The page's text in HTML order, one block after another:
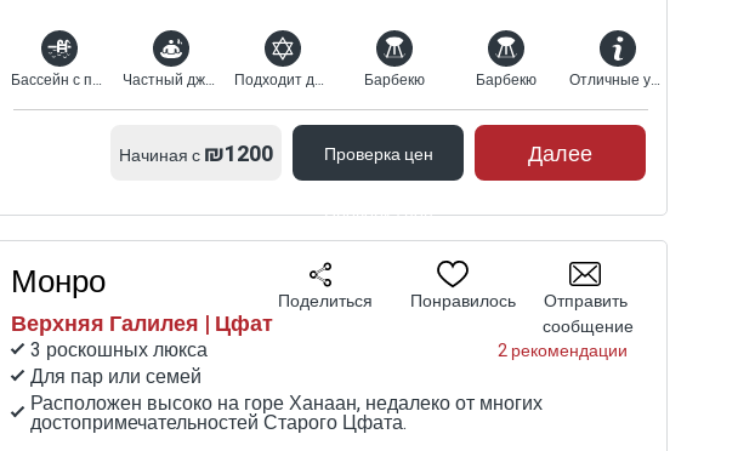
Бассейн с подогревом Частный джакузи-спа Подходит для религиозных Барбекю Барбекю Отличные условия для семей
Начиная с₪1200 Проверка цен
Проверка цен
Далее
Монро
Верхняя Галилея | Цфат
2 рекомендации
3 роскошных люкса
Для пар или семей
Расположен высоко на горе Ханаан, недалеко от многих
достопримечательностей Старого Цфата.
Поделиться Понравилось
Отправить
сообщение